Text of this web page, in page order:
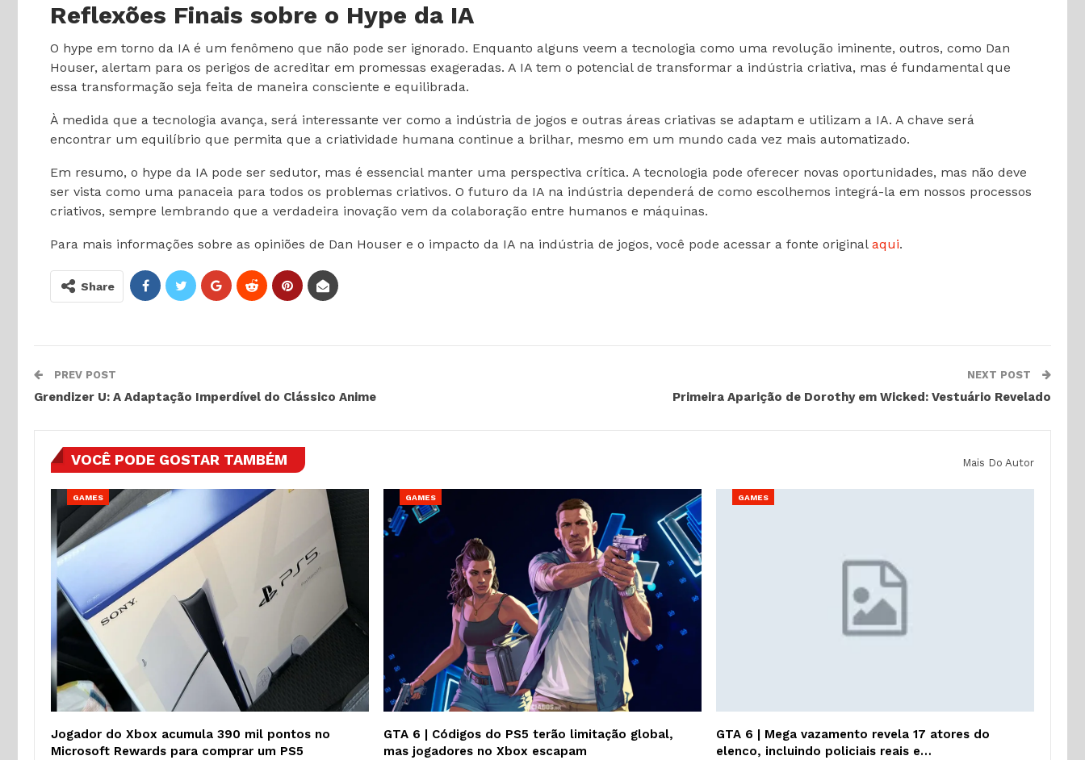
Reflexões Finais sobre o Hype da IA
O hype em torno da IA é um fenômeno que não pode ser ignorado. Enquanto alguns veem a tecnologia como uma revolução iminente, outros, como Dan
Houser, alertam para os perigos de acreditar em promessas exageradas. A IA tem o potencial de transformar a indústria criativa, mas é fundamental que
essa transformação seja feita de maneira consciente e equilibrada.
À medida que a tecnologia avança, será interessante ver como a indústria de jogos e outras áreas criativas se adaptam e utilizam a IA. A chave será
encontrar um equilíbrio que permita que a criatividade humana continue a brilhar, mesmo em um mundo cada vez mais automatizado.
Em resumo, o hype da IA pode ser sedutor, mas é essencial manter uma perspectiva crítica. A tecnologia pode oferecer novas oportunidades, mas não deve
ser vista como uma panaceia para todos os problemas criativos. O futuro da IA na indústria dependerá de como escolhemos integrá-la em nossos processos
criativos, sempre lembrando que a verdadeira inovação vem da colaboração entre humanos e máquinas.
Para mais informações sobre as opiniões de Dan Houser e o impacto da IA na indústria de jogos, você pode acessar a fonte original aqui.
Share
PREV POST
Grendizer U: A Adaptação Imperdível do Clássico Anime
NEXT POST
Primeira Aparição de Dorothy em Wicked: Vestuário Revelado
VOCÊ PODE GOSTAR TAMBÉM Mais Do Autor
GAMES
Jogador do Xbox acumula 390 mil pontos no
Microsoft Rewards para comprar um PS5
GAMES
GTA 6 | Códigos do PS5 terão limitação global,
mas jogadores no Xbox escapam
GAMES
GTA 6 | Mega vazamento revela 17 atores do
elenco, incluindo policiais reais e…